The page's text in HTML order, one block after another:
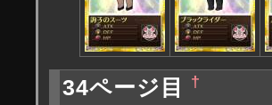
34ページ目 †